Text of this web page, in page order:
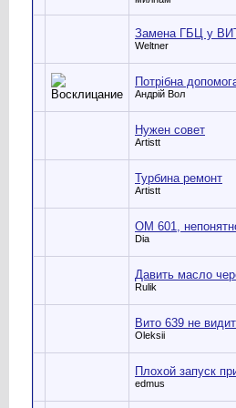
Замена ГБЦ у
Weltner
Потрібна
Андрій Вол
Нужен совет
Artistt
Турбина ремонт
Artistt
ОМ 601,
Dia
Давить масло
Rulik
Вито 639 не
Oleksii
Плохой запуск
edmus